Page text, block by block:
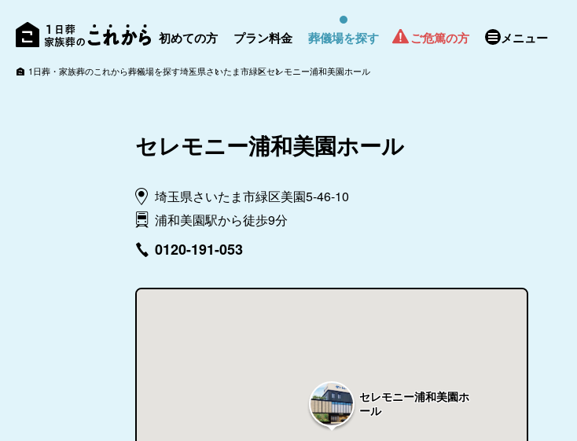
初めての方 プラン料金 葬儀場を探す ご危篤の方 メニュー
1日葬・家族葬のこれから葬儀場を探す埼玉県さいたま市緑区セレモニー浦和美園ホール
セレモニー浦和美園ホール
埼玉県さいたま市緑区美園5-46-10
浦和美園駅から徒歩9分
0120-191-053
セレモニー浦和美園ホ
ール